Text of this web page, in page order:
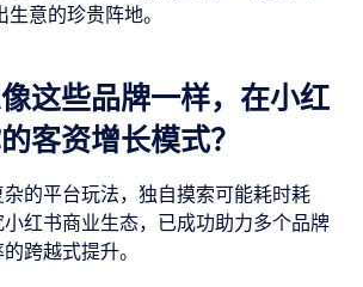
生意的珍贵阵地。
这些品牌一样，在小红
客资增长模式？
的平台玩法，独自摸索可能耗时耗
红书商业生态，已成功助力多个品牌
跨越式提升。